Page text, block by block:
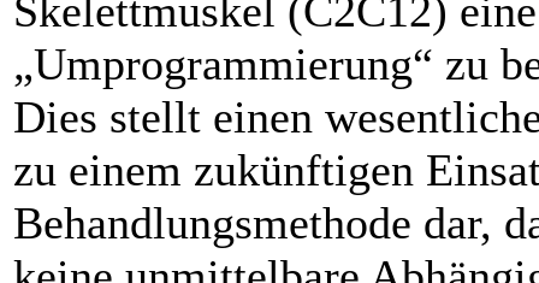
Skelettmuskel (C2C12) eine
„Umprogrammierung“ zu
Dies stellt einen
zu einem zukünftigen
Behandlungsmethode dar,